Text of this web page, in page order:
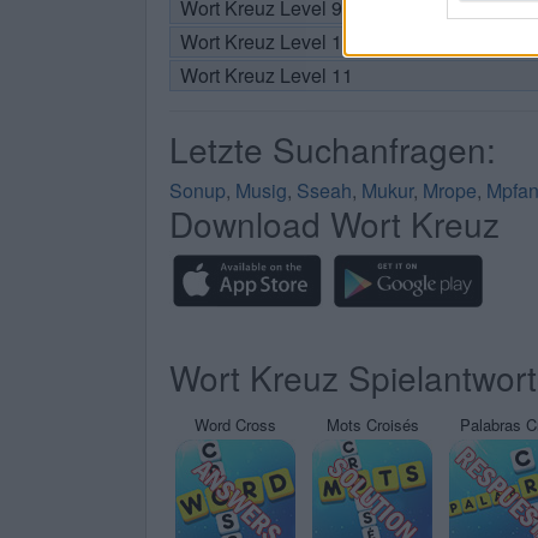
Wort Kreuz Level 9
Wort Kreuz Level 10
Wort Kreuz Level 11
Letzte Suchanfragen:
Sonup, Musig, Sseah, Mukur, Mrope, Mpfan
Download Wort Kreuz
Wort Kreuz
Word Cross Mots Croisés Palabras